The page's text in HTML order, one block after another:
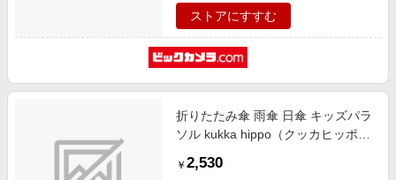
ストアにすすむ
折りたたみ傘 雨傘 日傘 キッズパラ
ソル kukka hippo（クッカヒッポ）
傘 /子供用 /50cm]
￥ 2,530